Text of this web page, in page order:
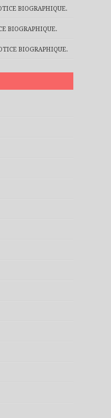
BIOGRAPHIQUE.
BIOGRAPHIQUE.
BIOGRAPHIQUE.